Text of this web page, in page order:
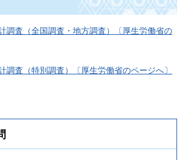
調査（全国調査・地方調査）〔厚生労働省の
調査（特別調査）〔厚生労働省のページへ〕